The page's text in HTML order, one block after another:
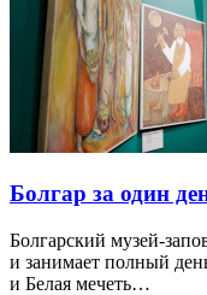
Болгар за один
Болгарский музей-
и занимает полный
и Белая мечеть…